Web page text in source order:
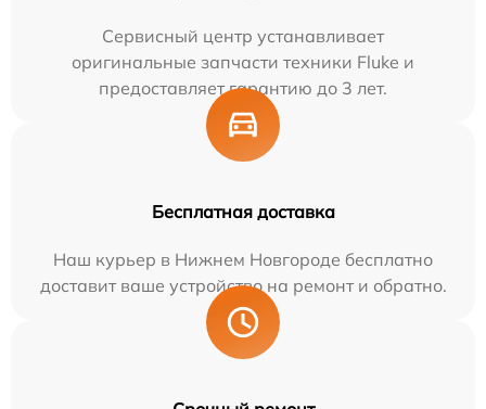
Сервисный центр устанавливает
оригинальные запчасти техники Fluke и
предоставляет гарантию до 3 лет.
Бесплатная доставка
Наш курьер в Нижнем Новгороде бесплатно
доставит ваше устройство на ремонт и обратно.